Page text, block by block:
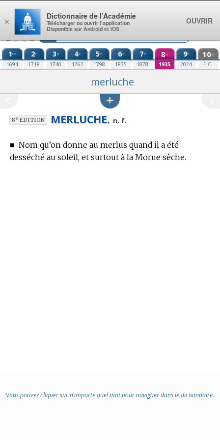
Aller au contenu
1re
1694
2e
1718
3e
1740
4e
1762
5e
1798
6e
1835
7e
1878
8e
1935
9e
2024
10e
E.C.
merluche
8eÉDITION MERLUCHE. n. f.
■ Nom qu’on donne au merlus quand il a été
desséché au soleil, et surtout à la Morue sèche.
Vous pouvez cliquer sur n’importe quel mot pour naviguer dans le dictionnaire.
×
Dictionnaire de l’Académie
Télécharger ou ouvrir l’application
Disponible sur Android et iOS
OUVRIR